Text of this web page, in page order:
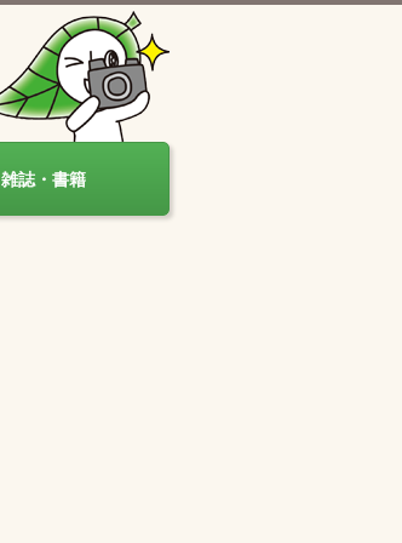
雑誌・書籍